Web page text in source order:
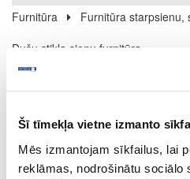
Šī tīmekļa vietne izmanto
Mēs izmantojam sīkfailus, lai
reklāmas, nodrošinātu
Furnitūra
Furnitūra starpsienu,
Dušu stikla sienu furnitūra
Dušu stikla sienu